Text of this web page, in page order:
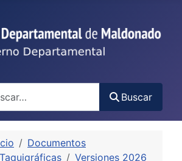
Buscar
Documentos
Versiones 2026